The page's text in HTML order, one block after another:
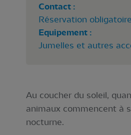
Contact :
Réservation
Equipement :
Jumelles et autres
Au coucher du soleil,
animaux commencent à
nocturne.